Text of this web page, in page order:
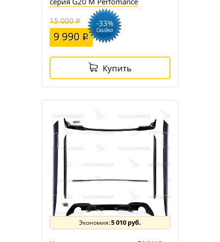
15 000
9 990
-33%
Скидка
Купить
5 010 руб.